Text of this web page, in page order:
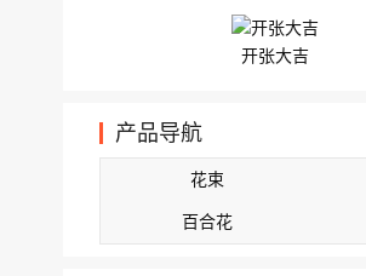
开张大吉
产品导航
花束
百合花